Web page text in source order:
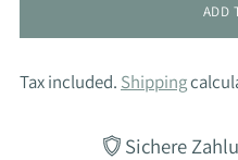
ADD
Tax included. Shipping
Sichere